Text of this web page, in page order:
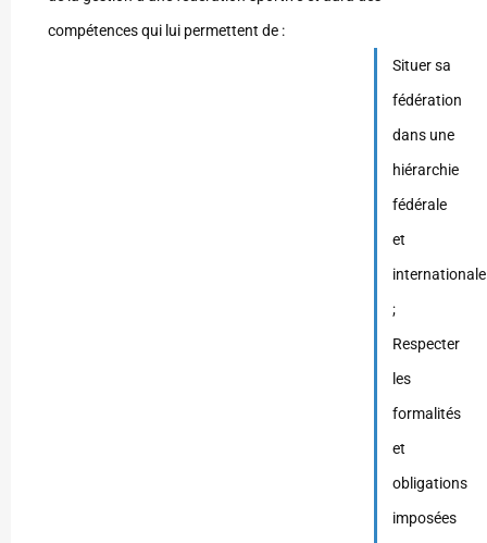
compétences qui lui permettent de :
Situer sa
fédération
dans une
hiérarchie
fédérale
et
internationale
;
Respecter
les
formalités
et
obligations
imposées